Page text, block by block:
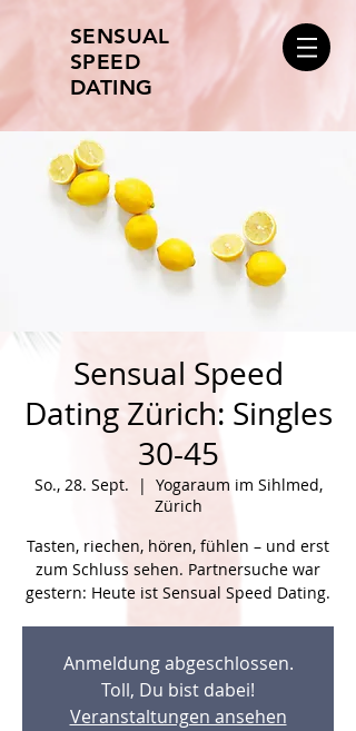
SENSUAL
SPEED
DATING
Sensual Speed
Dating Zürich: Singles
30-45
So., 28. Sept.
  |
Yogaraum im Sihlmed,
Zürich
Tasten, riechen, hören, fühlen – und erst
zum Schluss sehen. Partnersuche war
Anmeldung abgeschlossen.
Toll, Du bist dabei!
Veranstaltungen ansehen